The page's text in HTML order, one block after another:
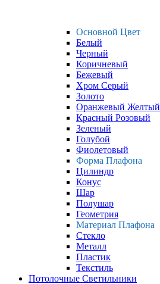
Основной Цвет
Белый
Черный
Коричневый
Бежевый
Хром Серый
Золото
Оранжевый Желтый
Красный Розовый
Зеленый
Голубой
Фиолетовый
Форма Плафона
Цилиндр
Конус
Шар
Полушар
Геометрия
Материал Плафона
Стекло
Металл
Пластик
Текстиль
Потолочные Светильники